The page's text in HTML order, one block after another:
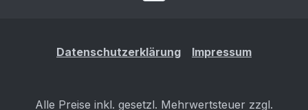
Datenschutzerklärung Impressum
Alle Preise inkl. gesetzl. Mehrwertsteuer zzgl.